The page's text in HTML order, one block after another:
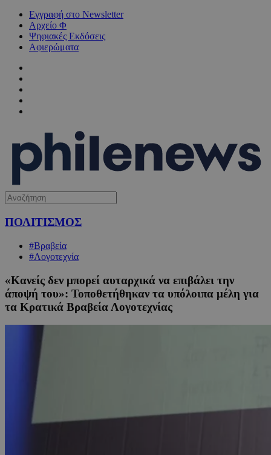
Εγγραφή στο Newsletter
Αρχείο Φ
Ψηφιακές Εκδόσεις
Αφιερώματα
ΠΟΛΙΤΙΣΜΟΣ
#Βραβεία
#Λογοτεχνία
«Κανείς δεν μπορεί αυταρχικά να επιβάλει την
άποψή του»: Τοποθετήθηκαν τα υπόλοιπα μέλη για
τα Κρατικά Βραβεία Λογοτεχνίας